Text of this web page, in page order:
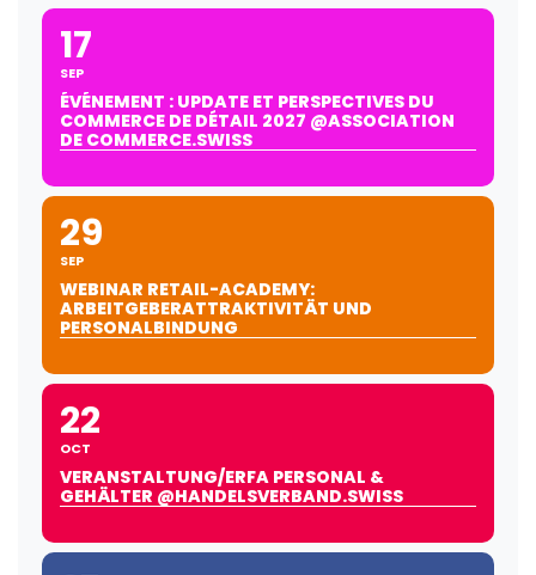
17
SEP
ÉVÉNEMENT : UPDATE ET PERSPECTIVES DU
COMMERCE DE DÉTAIL 2027 @ASSOCIATION
DE COMMERCE.SWISS
29
SEP
WEBINAR RETAIL-ACADEMY:
ARBEITGEBERATTRAKTIVITÄT UND
PERSONALBINDUNG
22
OCT
VERANSTALTUNG/ERFA PERSONAL &
GEHÄLTER @HANDELSVERBAND.SWISS